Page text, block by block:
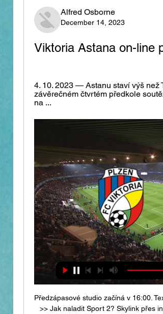
Alfred Osborne
December 14, 2023
Viktoria Astana on-line
4. 10. 2023 — Astanu staví výš než
závěrečném čtvrtém předkole
na ...
Předzápasové studio začíná v 16:00.
>> Jak naladit Sport 2? Skylink přes